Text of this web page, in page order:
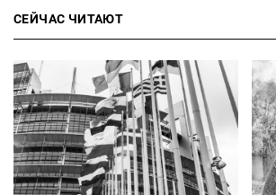
СЕЙЧАС ЧИТАЮТ